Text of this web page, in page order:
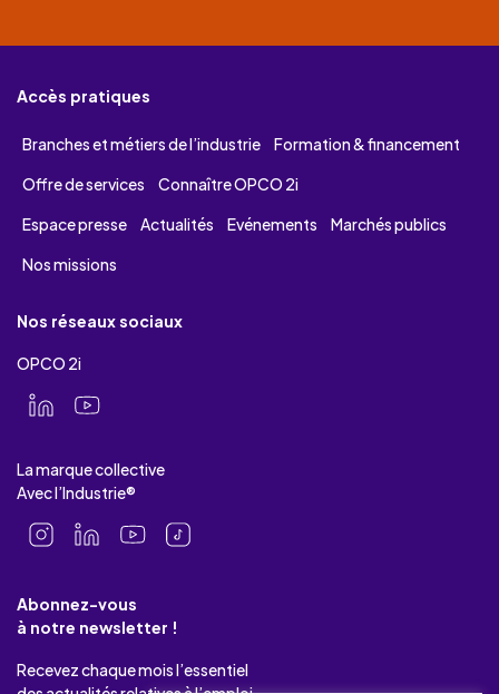
Accès pratiques
Branches et métiers de l’industrie
Formation & financement
Offre de services
Connaître OPCO 2i
Espace presse
Actualités Evénements
Marchés publics
Nos missions
Nos réseaux sociaux
OPCO 2i
La marque collective
Avec l’Industrie®
Abonnez-vous
à notre newsletter !
Recevez chaque mois l’essentiel